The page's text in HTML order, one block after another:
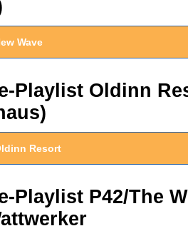
Wave
Playlist Oldinn
Resort
Playlist P42/The